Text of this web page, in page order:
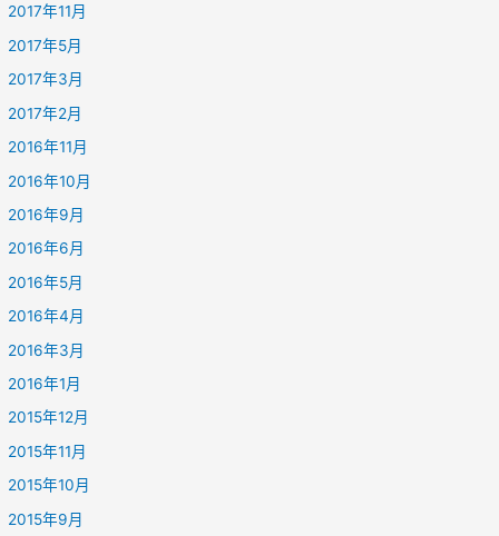
2017年11月
2017年5月
2017年3月
2017年2月
2016年11月
2016年10月
2016年9月
2016年6月
2016年5月
2016年4月
2016年3月
2016年1月
2015年12月
2015年11月
2015年10月
2015年9月